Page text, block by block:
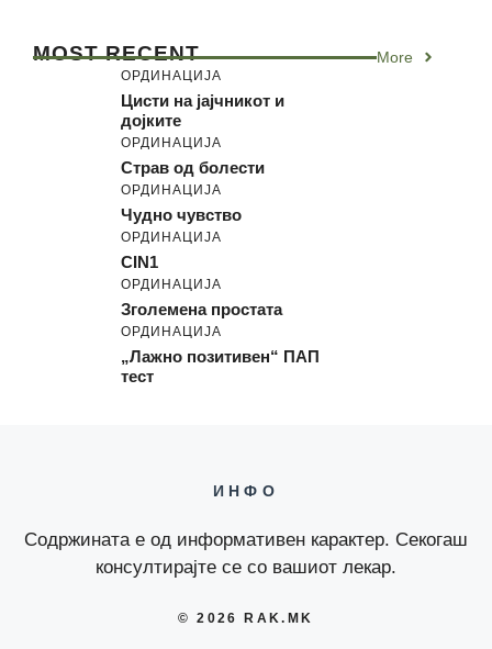
MOST RECENT More
ОРДИНАЦИЈА
Цисти на јајчникот и
дојките
ОРДИНАЦИЈА
Страв од болести
ОРДИНАЦИЈА
Чудно чувство
ОРДИНАЦИЈА
CIN1
ОРДИНАЦИЈА
Зголемена простата
ОРДИНАЦИЈА
„Лажно позитивен“ ПАП
тест
ИНФО
Содржината е од информативен карактер. Секогаш
консултирајте се со вашиот лекар.
© 2026 RAK.MK